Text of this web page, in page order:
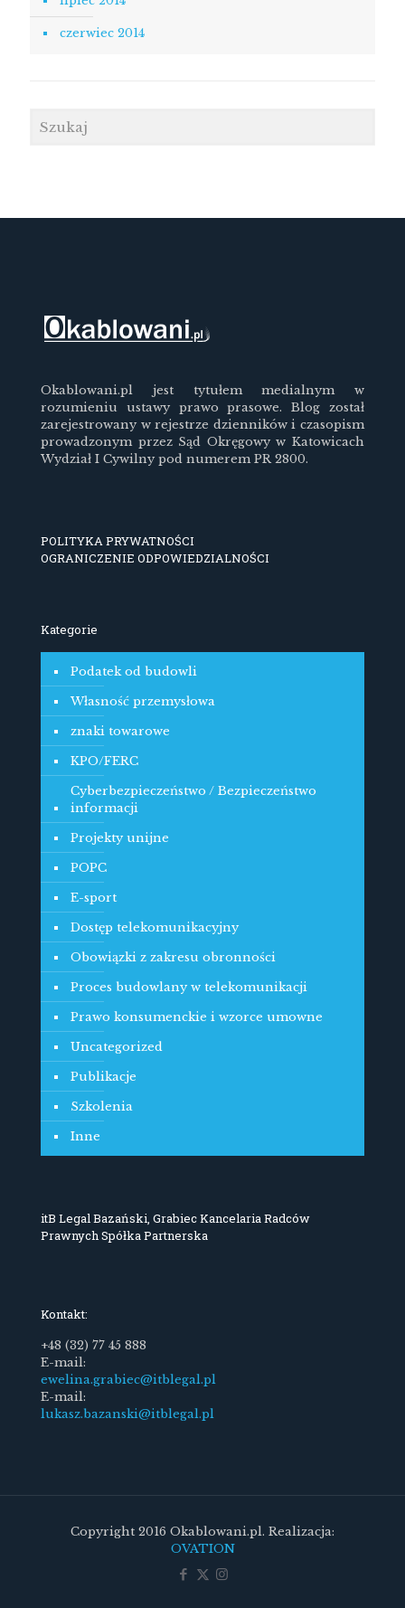
czerwiec 2014
Okablowani.pl jest tytułem medialnym w
rozumieniu ustawy prawo prasowe. Blog został
zarejestrowany w rejestrze dzienników i czasopism
prowadzonym przez Sąd Okręgowy w Katowicach
Wydział I Cywilny pod numerem PR 2800.
POLITYKA PRYWATNOŚCI
OGRANICZENIE ODPOWIEDZIALNOŚCI
Kategorie
Podatek od budowli
Własność przemysłowa
znaki towarowe
KPO/FERC
Cyberbezpieczeństwo / Bezpieczeństwo
informacji
Projekty unijne
POPC
E-sport
Dostęp telekomunikacyjny
Obowiązki z zakresu obronności
Proces budowlany w telekomunikacji
Prawo konsumenckie i wzorce umowne
Uncategorized
Publikacje
Szkolenia
Inne
itB Legal Bazański, Grabiec Kancelaria Radców
Prawnych Spółka Partnerska
Kontakt:
+48 (32) 77 45 888
E-mail:
ewelina.grabiec@itblegal.pl
E-mail:
lukasz.bazanski@itblegal.pl
Copyright 2016 Okablowani.pl. Realizacja:
OVATION